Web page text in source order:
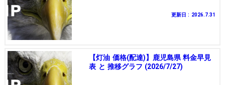
更新日 : 2026.7.31
【灯油 価格(配達)】鹿児島県 料金早見
表 と 推移グラフ (2026/7/27)